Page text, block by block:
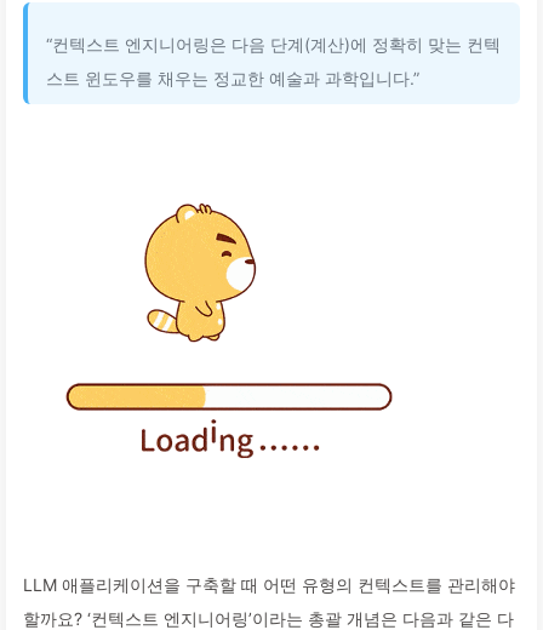
“컨텍스트 엔지니어링은 다음 단계(계산)에 정확히 맞는 컨텍
스트 윈도우를 채우는 정교한 예술과 과학입니다.”
LLM 애플리케이션을 구축할 때 어떤 유형의 컨텍스트를 관리해야
할까요? ‘컨텍스트 엔지니어링’이라는 총괄 개념은 다음과 같은 다